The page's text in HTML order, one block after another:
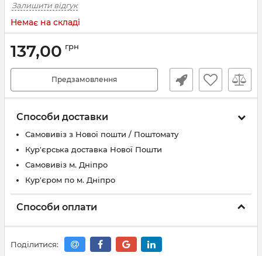
Залишити відгук
Немає на складі
137,00 грн
Предзамовлення
Способи доставки
Самовивіз з Нової пошти / Поштомату
Кур'єрська доставка Нової Пошти
Самовивіз м. Дніпро
Кур'єром по м. Дніпро
Способи оплати
Поділитися: